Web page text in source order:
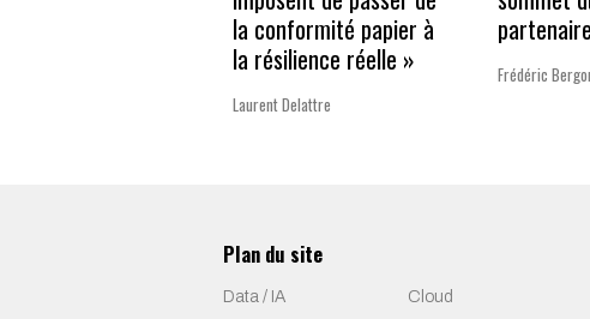
la conformité papier à
la résilience réelle »
Laurent Delattre
Frédéric
Plan du site
Data / IA
Cloud